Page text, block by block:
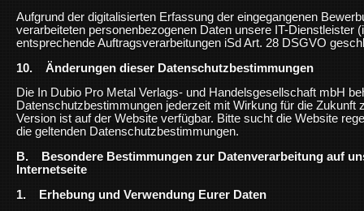
Aufgrund der digitalisierten Erfassung der eingegangenen
verarbeiteten personenbezogenen Daten unsere IT-Dienstleister
entsprechende Auftragsverarbeitungen iSd Art. 28 DSGVO
10. Änderungen dieser Datenschutzbestimmungen
Die In Dubio Pro Metal Verlags- und Handelsgesellschaft mbH
Datenschutzbestimmungen jederzeit mit Wirkung für die Zukunft
Version ist auf der Website verfügbar. Bitte sucht die Website
die geltenden Datenschutzbestimmungen.
B. Besondere Bestimmungen zur Datenverarbeitung auf
Internetseite
1. Erhebung und Verwendung Eurer Daten